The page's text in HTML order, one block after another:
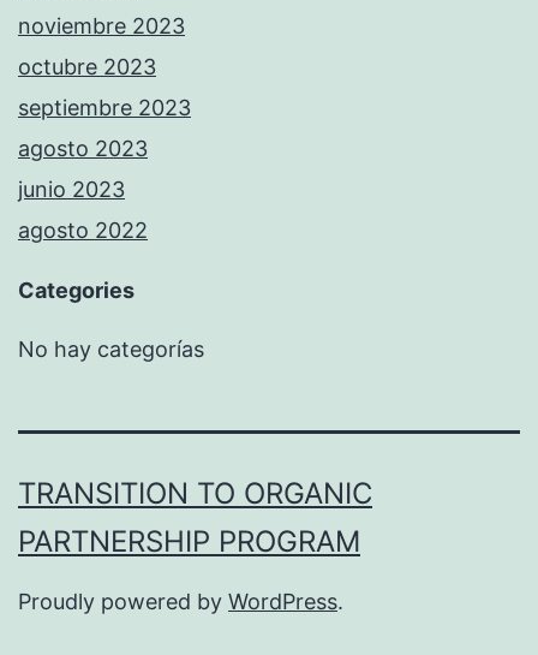
noviembre 2023
octubre 2023
septiembre 2023
agosto 2023
junio 2023
agosto 2022
Categories
No hay categorías
TRANSITION TO ORGANIC
PARTNERSHIP PROGRAM
Proudly powered by WordPress.